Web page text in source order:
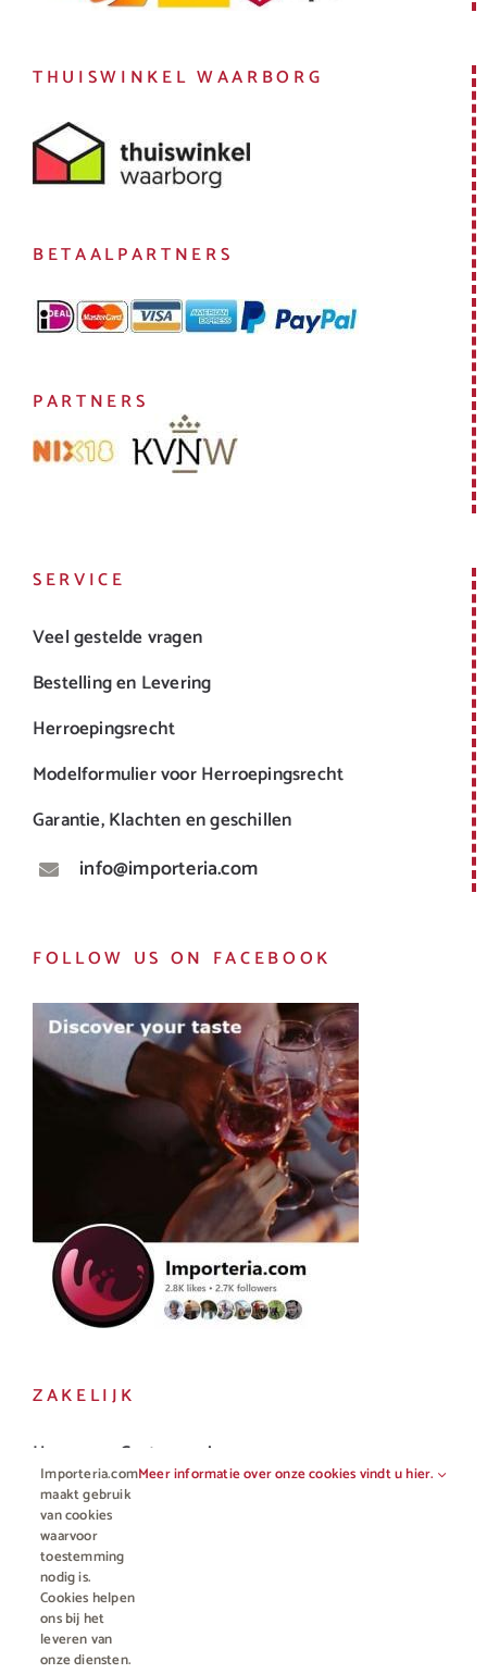
THUISWINKEL WAARBORG
BETAALPARTNERS
PARTNERS
SERVICE
Veel gestelde vragen
Bestelling en Levering
Herroepingsrecht
Modelformulier voor Herroepingsrecht
Garantie, Klachten en geschillen
info@importeria.com
FOLLOW US ON FACEBOOK
ZAKELIJK
Horeca en Gastronomie
Vakhandel
Importeria.com
maakt gebruik
van cookies
waarvoor
toestemming
nodig is.
Cookies helpen
ons bij het
leveren van
onze diensten.
Meer informatie over onze cookies vindt u hier.